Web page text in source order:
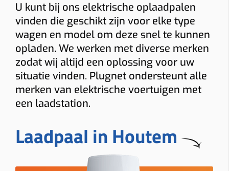
U kunt bij ons elektrische oplaadpalen
vinden die geschikt zijn voor elke type
wagen en model om deze snel te kunnen
opladen. We werken met diverse merken
zodat wij altijd een oplossing voor uw
situatie vinden. Plugnet ondersteunt alle
merken van elektrische voertuigen met
een laadstation.
Laadpaal in Houtem